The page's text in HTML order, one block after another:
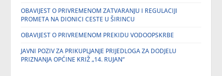
OBAVIJEST O PRIVREMENOM ZATVARANJU I REGULACIJI
PROMETA NA DIONICI CESTE U ŠIRINCU
OBAVIJEST O PRIVREMENOM PREKIDU VODOOPSKRBE
JAVNI POZIV ZA PRIKUPLJANJE PRIJEDLOGA ZA DODJELU
PRIZNANJA OPĆINE KRIŽ „14. RUJAN“